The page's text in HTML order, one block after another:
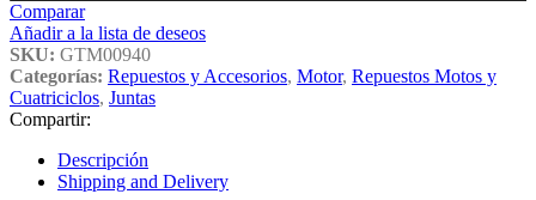
Comparar
Añadir a la lista de deseos
SKU: GTM00940
Categorías: Repuestos y Accesorios, Motor, Repuestos Motos y
Cuatriciclos, Juntas
Compartir:
Descripción
Shipping and Delivery